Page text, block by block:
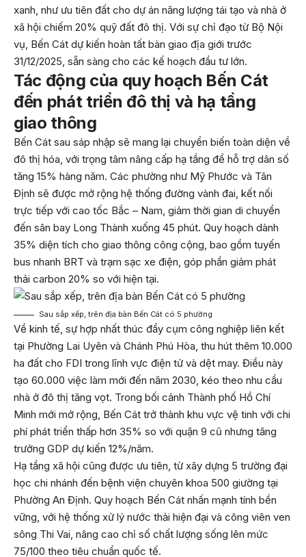
xanh, như ưu tiên đất cho dự án năng lượng tái tạo và nhà ở
xã hội chiếm 20% quỹ đất đô thị. Với sự chỉ đạo từ Bộ Nội
vụ, Bến Cát dự kiến hoàn tất bàn giao địa giới trước
31/12/2025, sẵn sàng cho các kế hoạch đầu tư lớn.
Tác động của quy hoạch Bến Cát
đến phát triển đô thị và hạ tầng
giao thông
Bến Cát sau sáp nhập sẽ mang lại chuyển biến toàn diện về
đô thị hóa, với trọng tâm nâng cấp hạ tầng để hỗ trợ dân số
tăng 15% hàng năm. Các phường như Mỹ Phước và Tân
Định sẽ được mở rộng hệ thống đường vành đai, kết nối
trực tiếp với cao tốc Bắc – Nam, giảm thời gian di chuyển
đến sân bay Long Thành xuống 45 phút. Quy hoạch dành
35% diện tích cho giao thông công cộng, bao gồm tuyến
bus nhanh BRT và trạm sạc xe điện, góp phần giảm phát
thải carbon 20% so với hiện tại.
Sau sắp xếp, trên địa bàn Bến Cát có 5 phường
Về kinh tế, sự hợp nhất thúc đẩy cụm công nghiệp liên kết
tại Phường Lai Uyên và Chánh Phú Hòa, thu hút thêm 10.000
ha đất cho FDI trong lĩnh vực điện tử và dệt may. Điều này
tạo 60.000 việc làm mới đến năm 2030, kéo theo nhu cầu
nhà ở đô thị tăng vọt. Trong bối cảnh Thành phố Hồ Chí
Minh mới mở rộng, Bến Cát trở thành khu vực vệ tinh với chi
phí phát triển thấp hơn 35% so với quận 9 cũ nhưng tăng
trưởng GDP dự kiến 12%/năm.
Hạ tầng xã hội cũng được ưu tiên, từ xây dựng 5 trường đại
học chi nhánh đến bệnh viện chuyên khoa 500 giường tại
Phường An Định. Quy hoạch Bến Cát nhấn mạnh tính bền
vững, với hệ thống xử lý nước thải hiện đại và công viên ven
sông Thi Vai, nâng cao chỉ số chất lượng sống lên mức
75/100 theo tiêu chuẩn quốc tế.